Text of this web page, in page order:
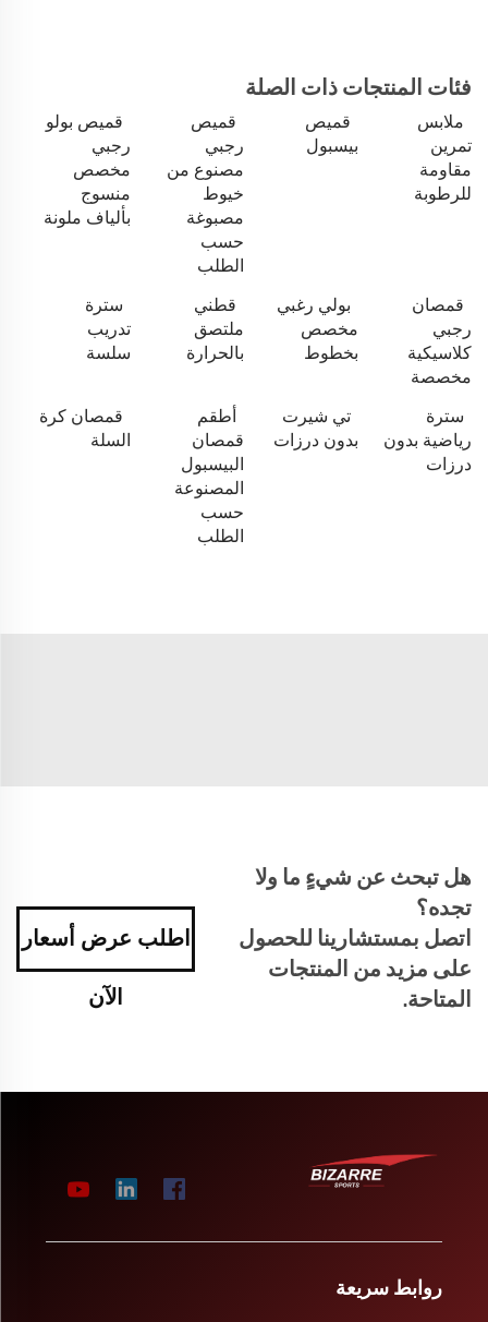
فئات المنتجات ذات الصلة
ملابس
تمرين
مقاومة
للرطوبة
قميص
بيسبول
قميص
رجبي
مصنوع من
خيوط
مصبوغة
حسب
الطلب
قميص بولو
رجبي
مخصص
منسوج
بألياف ملونة
قمصان
رجبي
كلاسيكية
مخصصة
بولي رغبي
مخصص
بخطوط
قطني
ملتصق
بالحرارة
سترة
تدريب
سلسة
سترة
رياضية بدون
درزات
تي شيرت
بدون درزات
أطقم
قمصان
البيسبول
المصنوعة
حسب
الطلب
قمصان كرة
السلة
هل تبحث عن شيءٍ ما ولا
تجده؟
اتصل بمستشارينا للحصول
على مزيد من المنتجات
المتاحة.
اطلب عرض أسعار
الآن
روابط سريعة